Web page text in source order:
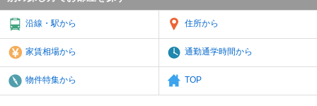
沿線・駅から 住所から
家賃相場から 通勤通学時間から
物件特集から TOP